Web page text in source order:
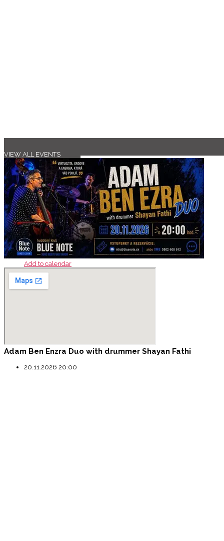
VIEW ALL EVENTS
Add to calendar
Adam Ben Enzra Duo with drummer Shayan Fathi
20.11.2026 20:00